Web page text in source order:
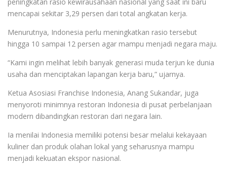
mencapai sekitar 3,29 persen dari total angkatan kerja.
Menurutnya, Indonesia perlu meningkatkan rasio tersebut
hingga 10 sampai 12 persen agar mampu menjadi negara maju.
“Kami ingin melihat lebih banyak generasi muda terjun ke dunia
usaha dan menciptakan lapangan kerja baru,” ujarnya.
Ketua Asosiasi Franchise Indonesia, Anang Sukandar, juga
menyoroti minimnya restoran Indonesia di pusat perbelanjaan
modern dibandingkan restoran dari negara lain.
Ia menilai Indonesia memiliki potensi besar melalui kekayaan
kuliner dan produk olahan lokal yang seharusnya mampu
menjadi kekuatan ekspor nasional.